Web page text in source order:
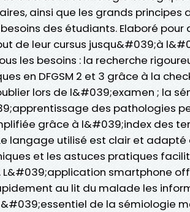
ainsi que les grands principes
besoins des étudiants. Elaboré
de leur cursus jusqu&#039;à
les besoins : la recherche
en DFGSM 2 et 3 grâce à la
lors de l&#039;examen ; la
des pathologies
grâce à l&#039;index des
langage utilisé est clair et adapté
et les astuces pratiques
smartphone
au lit du malade les
de la sémiologie